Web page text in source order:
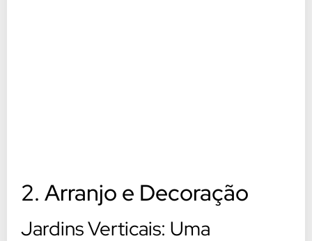
2. Arranjo e Decoração
Jardins Verticais: Uma